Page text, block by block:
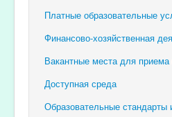
Платные образовательные
Финансово-хозяйственная
Вакантные места для приема
Доступная среда
Образовательные стандарты